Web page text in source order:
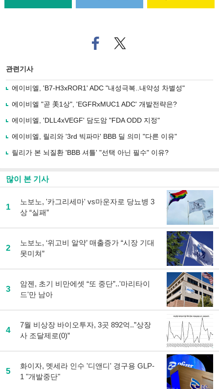
페
이
로
사
유
기
트위
터로
관련기사
에이비엘, 'B7-H3xROR1' ADC "내성극복..내약성 차별성"
에이비엘 "곧 美1상", 'EGFRxMUC1 ADC' 개발전략은?
에이비엘, 'DLL4xVEGF' 담도암 "FDA ODD 지정"
에이비엘, 릴리와 '3rd 빅파마' BBB 딜 의미 "다른 이유"
릴리가 본 뇌질환 'BBB 셔틀' "선택 아닌 필수" 이유?
많이 본 기사
1
노보노, '카그리세마' vs마운자로 당뇨병 3
상 “실패”
2
노보노, ‘위고비 알약’ 매출증가 “시장 기대
못미쳐”
3
암젠, 초기 비만에셋 “또 중단”..'마리타이
드'만 남아
4
7월 비상장 바이오투자, 3곳 892억..”상장
사 조달제로(0)”
5
화이자, 멧세라 인수 '디앤디' 경구용 GLP-
1 "개발중단"